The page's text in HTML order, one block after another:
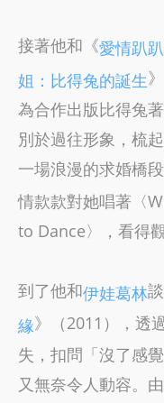
接著他和《愛情趴
姐：比得兔的誕生
為合作出版比得兔
別於過往形象，梳
一場浪漫的求婚橋
情款款對她唱著〈
to Dance〉，看得
到了他和伊娃葛林
緣》（2011），透
失，扣問「沒了感
又無奈令人動容。